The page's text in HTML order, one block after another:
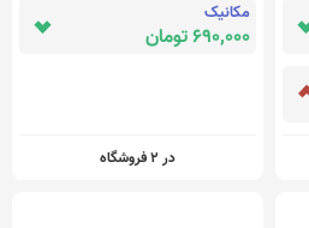
مکانیک
690,000 تومان
در 2 فروشگاه